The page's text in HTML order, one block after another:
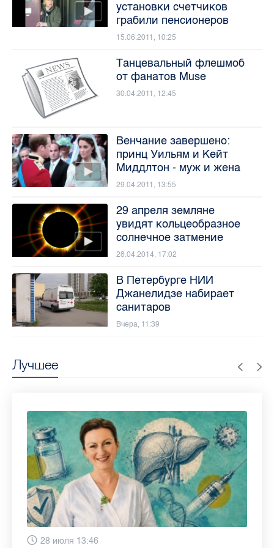
Лучшее
6 августа 9:02
28 июля 13:46
13 июля 9:05
3 июля 11:56
23 июня 9:10
16 июня 11:37
11 июня 12:37
3 июня 10:02
установки счетчиков
грабили пенсионеров
15.06.2011, 10:25
Танцевальный флешмоб
от фанатов Muse
30.04.2011, 12:45
Венчание завершено:
принц Уильям и Кейт
Миддлтон - муж и жена
29.04.2011, 13:55
29 апреля земляне
увидят кольцеобразное
солнечное затмение
28.04.2014, 17:02
В Петербурге НИИ
Джанелидзе набирает
санитаров
Вчера, 11:39